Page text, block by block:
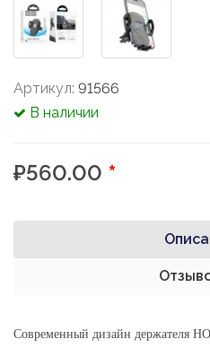
Артикул: 91566
В наличии
₽560.00 *
Современный дизайн держателя